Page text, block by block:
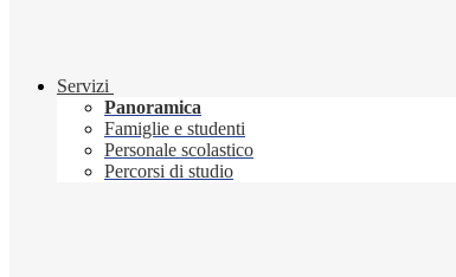
Servizi
Panoramica
Famiglie e studenti
Personale scolastico
Percorsi di studio